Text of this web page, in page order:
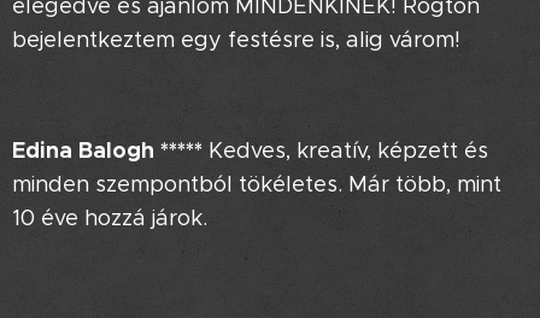
elégedve és ajánlom MINDENKINEK! Rögtön
bejelentkeztem egy festésre is, alig várom! 😊
Edina Balogh ***** Kedves, kreatív, képzett és
minden szempontból tökéletes. Már több, mint
10 éve hozzá járok.